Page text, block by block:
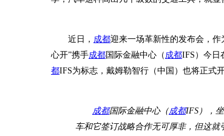
近日， 成都迎来一场革新性的发布会，
心开”携手成都 国际金融中心（ 成都IFS ）今日
都IFS为标志，戴姆勒智行（中国）也将正式
成都国际金融中心（成都IFS ），
车和它签订战略合作无可厚非，但这就